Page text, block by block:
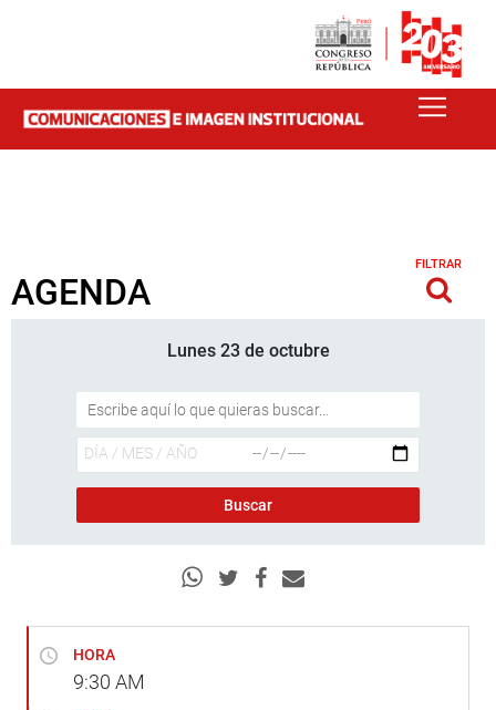
AGENDA
FILTRAR
Lunes 23 de octubre
HORA
9:30 AM